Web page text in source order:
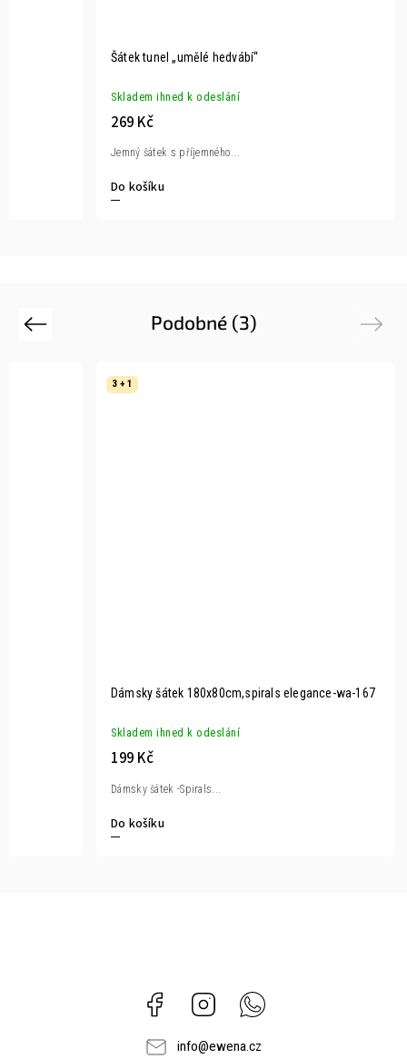
Šátek tunel „umělé hedvábí“
Skladem ihned k odeslání
269 Kč
Do košíku
Jemný šátek s příjemného...
Podobné (3)
Previous
3 + 1
Dámsky šátek 180x80cm,spirals elegance-wa-167
Skladem ihned k odeslání
199 Kč
Do košíku
Dámsky šátek -Spirals...
Next
Facebook Instagram
info@ewena.cz